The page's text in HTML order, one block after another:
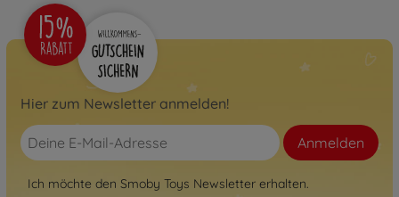
Hier zum Newsletter anmelden!
Anmelden
Ich möchte den Smoby Toys Newsletter erhalten.